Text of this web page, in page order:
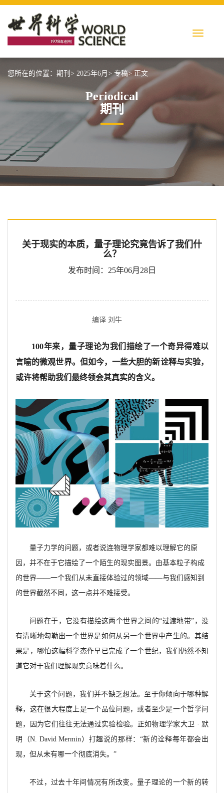
您所在的位置： 期刊> 2025年6月> 专稿> 正文
Periodical
期刊
关于现实的本质，量子理论究竟告诉了我们什
么？
发布时间：25年06月28日
编译 刘牛
100年来，量子理论为我们描绘了一个奇异得难以
言喻的微观世界。但如今，一些大胆的新诠释与实验，
或许将帮助我们最终领会其真实的含义。
量子力学的问题，或者说连物理学家都难以理解它的原
因，并不在于它描绘了一个陌生的现实图景。由基本粒子构成
的世界——一个我们从未直接体验过的领域——与我们感知到
的世界截然不同，这一点并不难接受。
问题在于，它没有描绘这两个世界之间的“过渡地带”，没
有清晰地勾勒出一个世界是如何从另一个世界中产生的。其结
果是，哪怕这幅科学杰作早已完成了一个世纪，我们仍然不知
道它对于我们理解现实意味着什么。
关于这个问题，我们并不缺乏想法。至于你倾向于哪种解
释，这在很大程度上是一个品位问题，或者至少是一个哲学问
题，因为它们往往无法通过实验检验。正如物理学家大卫 · 默
明（N. David Mermin）打趣说的那样：“新的诠释每年都会出
现，但从未有哪一个彻底消失。”
不过，过去十年间情况有所改变。量子理论的一个新的转